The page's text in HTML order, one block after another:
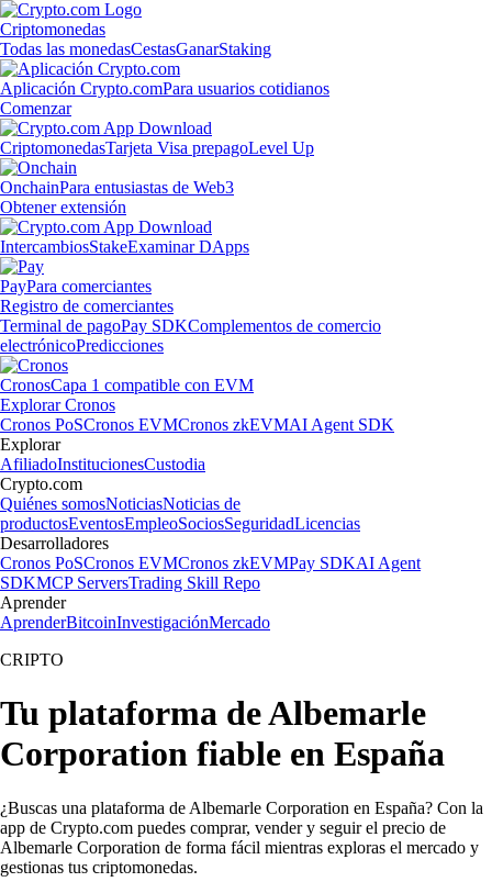
Criptomonedas
Todas las monedasCestasGanarStaking
Aplicación Crypto.comPara usuarios cotidianos
Comenzar
CriptomonedasTarjeta Visa prepagoLevel Up
OnchainPara entusiastas de Web3
Obtener extensión
IntercambiosStakeExaminar DApps
PayPara comerciantes
Registro de comerciantes
Terminal de pagoPay SDKComplementos de comercio
electrónicoPredicciones
CronosCapa 1 compatible con EVM
Explorar Cronos
Cronos PoSCronos EVMCronos zkEVMAI Agent SDK
Explorar
AfiliadoInstitucionesCustodia
Crypto.com
Quiénes somosNoticiasNoticias de
productosEventosEmpleoSociosSeguridadLicencias
Desarrolladores
Cronos PoSCronos EVMCronos zkEVMPay SDKAI Agent
SDKMCP ServersTrading Skill Repo
Aprender
AprenderBitcoinInvestigaciónMercado
CRIPTO
Tu plataforma de Albemarle
Corporation fiable en España
¿Buscas una plataforma de Albemarle Corporation en España? Con la
app de Crypto.com puedes comprar, vender y seguir el precio de
Albemarle Corporation de forma fácil mientras exploras el mercado y
gestionas tus criptomonedas.